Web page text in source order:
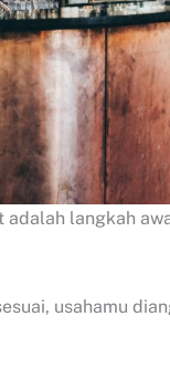
langkah
usahamu